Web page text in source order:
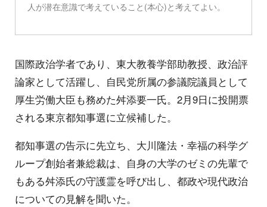
人が潜在意識で考えていること(本心)と考えてよい。
国際政治学者であり、東大教養学部助教授、政治評
論家として活躍し、自民党所属の参議院議員として
厚生労働大臣も務めた舛添要一氏。2月9日に投開票
される東京都知事選に立候補した。
都知事選の告示に先立ち、大川隆法・幸福の科学グ
ループ創始者兼総裁は、自身の大学のゼミの先輩で
もある舛添氏の守護霊を呼び出し、都政や現代政治
についての見解を聞いた。